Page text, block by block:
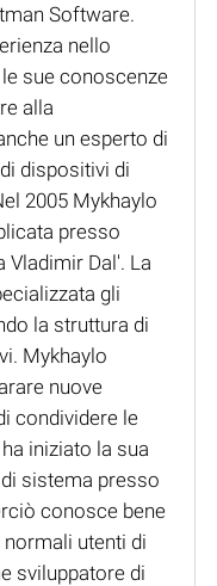
Software.
nello
sue conoscenze
alla
un esperto di
dispositivi di
2005 Mykhaylo
presso
Vladimir Dal'. La
gli
la struttura di
Mykhaylo
nuove
condividere le
iniziato la sua
sistema presso
conosce bene
utenti di
sviluppatore di